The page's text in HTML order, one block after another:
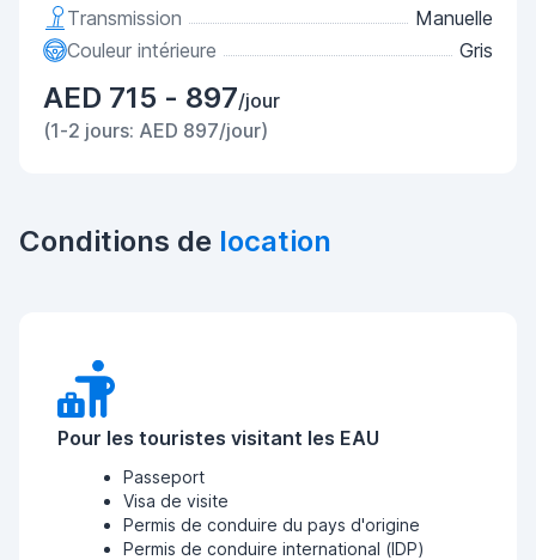
Transmission
Manuelle
Couleur intérieure
Gris
AED 715 - 897/jour
(1-2 jours: AED 897/jour)
Conditions de location
Pour les touristes visitant les EAU
Passeport
Visa de visite
Permis de conduire du pays d'origine
Permis de conduire international (IDP)